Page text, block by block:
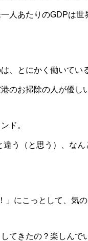
人あたりのGDPは
、とにかく働いてい
のお掃除の人が優し
ド。
違う（と思う）、な
」にこっとして、気
てきたの？楽しんで